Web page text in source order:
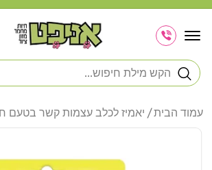
חיפוש
עמוד הבית יאמיז לכלב עצמות קשר בטעם חלב
דלג